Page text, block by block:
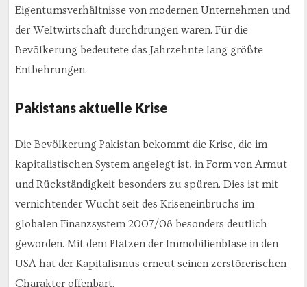
Eigentumsverhältnisse von modernen Unternehmen und
der Weltwirtschaft durchdrungen waren. Für die
Bevölkerung bedeutete das Jahrzehnte lang größte
Entbehrungen.
Pakistans aktuelle Krise
Die Bevölkerung Pakistan bekommt die Krise, die im
kapitalistischen System angelegt ist, in Form von Armut
und Rückständigkeit besonders zu spüren. Dies ist mit
vernichtender Wucht seit des Kriseneinbruchs im
globalen Finanzsystem 2007/08 besonders deutlich
geworden. Mit dem Platzen der Immobilienblase in den
USA hat der Kapitalismus erneut seinen zerstörerischen
Charakter offenbart.